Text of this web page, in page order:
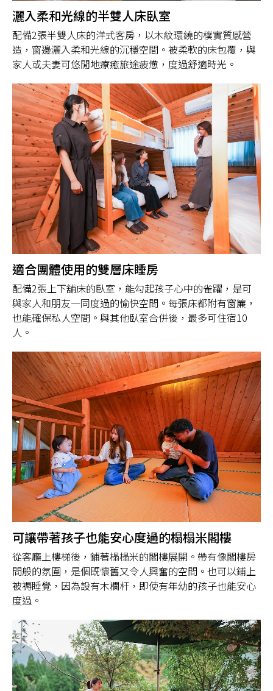
灑入柔和光線的半雙人床臥室
配備2張半雙人床的洋式客房，以木紋環繞的樸實質感營
造，窗邊灑入柔和光線的沉穩空間。被柔軟的床包覆，與
家人或夫妻可悠閒地療癒旅途疲憊，度過舒適時光。
適合團體使用的雙層床睡房
配備2張上下舖床的臥室，能勾起孩子心中的雀躍，是可
與家人和朋友一同度過的愉快空間。每張床都附有窗簾，
也能確保私人空間。與其他臥室合併後，最多可住宿10
人。
可讓帶著孩子也能安心度過的榻榻米閣樓
從客廳上樓梯後，鋪著榻榻米的閣樓展開。帶有像閣樓房
間般的氛圍，是個既懷舊又令人興奮的空間。也可以鋪上
被褥睡覺，因為設有木欄杆，即使有年幼的孩子也能安心
度過。